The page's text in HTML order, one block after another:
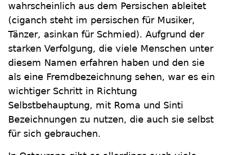
wahrscheinlich aus dem Persischen ableitet
(ciganch steht im persischen für Musiker,
Tänzer, asinkan für Schmied). Aufgrund der
starken Verfolgung, die viele Menschen unter
diesem Namen erfahren haben und den sie
als eine Fremdbezeichnung sehen, war es ein
wichtiger Schritt in Richtung
Selbstbehauptung, mit Roma und Sinti
Bezeichnungen zu nutzen, die auch sie selbst
für sich gebrauchen.